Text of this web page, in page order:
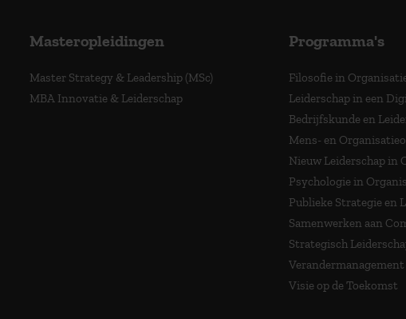
Masteropleidingen
Master Strategy & Leadership (MSc)
MBA Innovatie & Leiderschap
Programma's
Filosofie in
Leiderschap in een
Bedrijfskunde en
Mens- en
Nieuw Leiderschap in
Psychologie in
Publieke Strategie en
Samenwerken aan
Strategisch
Verandermanagement
Visie op de Toekomst